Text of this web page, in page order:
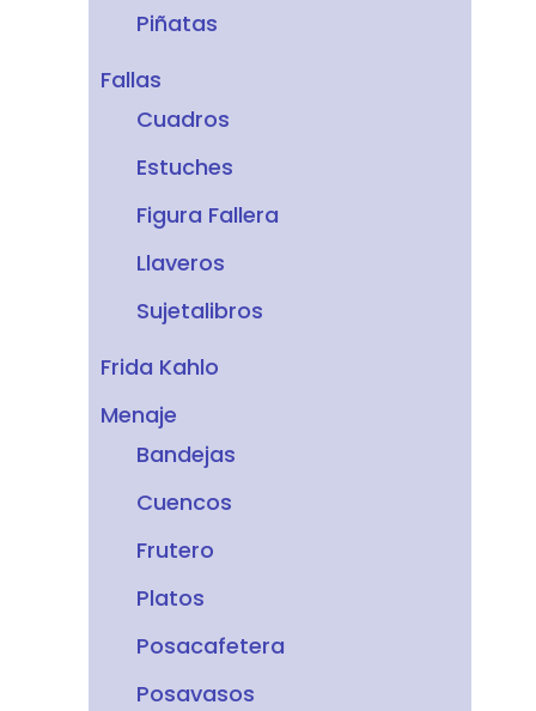
Piñatas
Fallas
Cuadros
Estuches
Figura Fallera
Llaveros
Sujetalibros
Frida Kahlo
Menaje
Bandejas
Cuencos
Frutero
Platos
Posacafetera
Posavasos